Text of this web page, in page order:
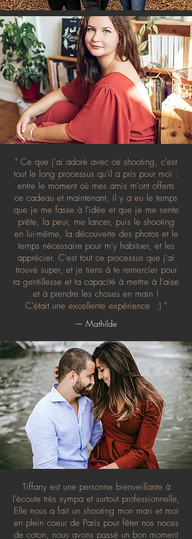
" Ce que j'ai adoré avec ce shooting, c'est
tout le long processus qu'il a pris pour moi :
entre le moment où mes amis m'ont offerts
ce cadeau et maintenant, il y a eu le temps
que je me fasse à l'idée et que je me sente
prête, la peur, me lancer, puis le shooting
en lui-même, la découverte des photos et le
temps nécessaire pour m'y habituer, et les
apprécier. C'est tout ce processus que j'ai
trouvé super, et je tiens à te remercier pour
ta gentillesse et ta capacité à mettre à l'aise
et à prendre les choses en main !
C'était une excellente expérience :) "
— Mathilde
Tiffany est une personne bienveillante à
l’écoute très sympa et surtout professionnelle,
Elle nous a fait un shooting mon mari et moi
en plein coeur de Paris pour fêter nos noces
de coton, nous avons passé un bon moment